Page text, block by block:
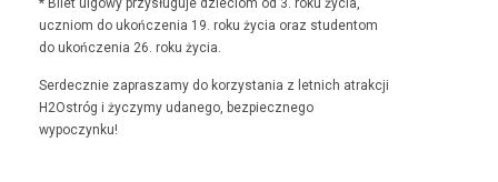
uczniom do ukończenia 19. roku życia oraz stu­den­tom
do ukończenia 26. roku życia.
Serdecznie zaprasza­my do korzys­ta­nia z let­nich atrakcji
H2Ostróg i życzymy udanego, bez­piecznego
wypoczynku!